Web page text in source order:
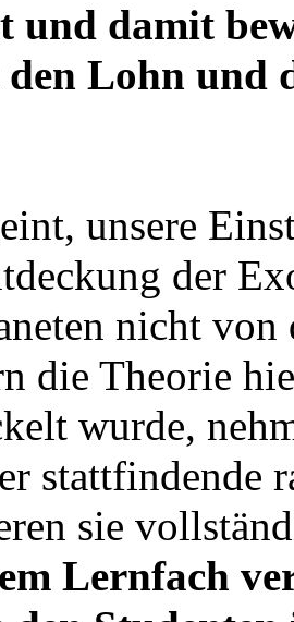
und damit
Lohn und
unsere
der
nicht von
die Theorie
wurde,
stattfindende
sie
Lernfach